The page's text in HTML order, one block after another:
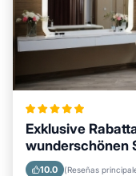
Exklusive
wunderschönen
10.0 (Reseñas